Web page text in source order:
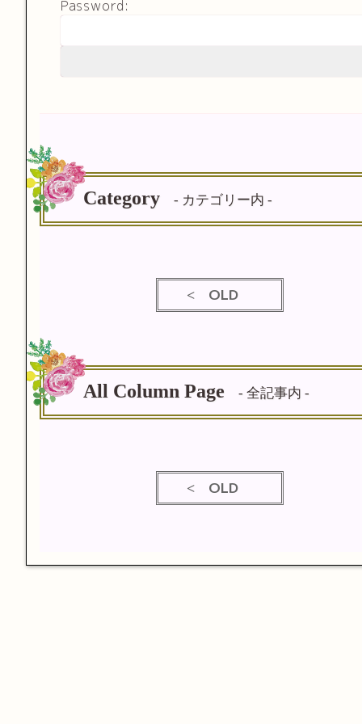
Password:
Category - カテゴリー内 -
OLD
All Column Page - 全記事内 -
OLD